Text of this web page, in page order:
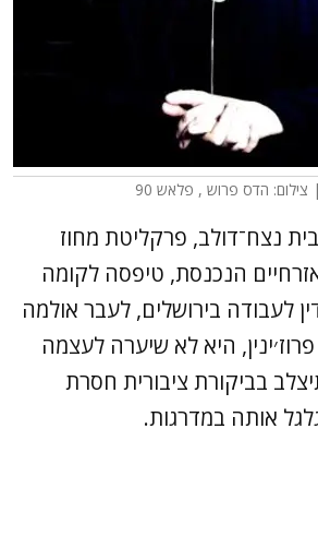
| צילום: הדס פרוש , פלאש 90
נצח־דולב, פרקליטת מחוז
אזרחיים הנכנסת, טיפסה לקומה
לעבודה בירושלים, לעבר אולמה
היא לא שיערה לעצמה
בביקורת ציבורית חסרת
אותה במדרגות.